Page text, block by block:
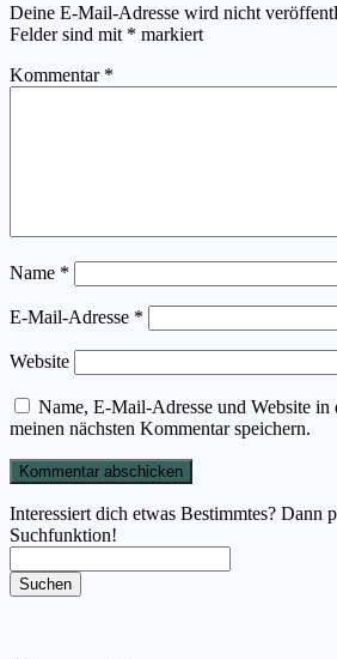
Deine E-Mail-Adresse wird nicht
Felder sind mit * markiert
Kommentar *
Name *
E-Mail-Adresse *
Website
Name, E-Mail-Adresse und Website in
meinen nächsten Kommentar speichern.
Interessiert dich etwas Bestimmtes? Dann
Suchfunktion!
Suchen